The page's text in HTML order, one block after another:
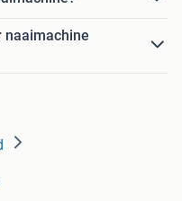
naaimachine